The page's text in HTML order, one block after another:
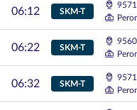
06:12 SKM-T
06:22 SKM-T
06:32 SKM-T